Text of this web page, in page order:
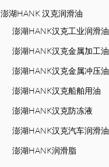
澎湖HANK 汉克润滑油
澎湖HANK汉克工业润滑油
澎湖HANK汉克金属加工油
澎湖HANK汉克金属冲压油
澎湖HANK汉克船舶用油
澎湖HANK汉克防冻液
澎湖HANK汉克汽车润滑油
澎湖HANK润滑脂